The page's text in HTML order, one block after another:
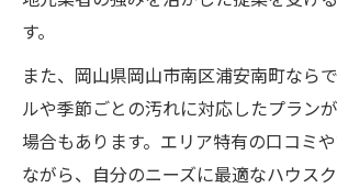
す。
また、岡山県岡山市南区浦安南町なら
ルや季節ごとの汚れに対応したプラン
場合もあります。エリア特有の口コミ
ながら、自分のニーズに最適なハウス